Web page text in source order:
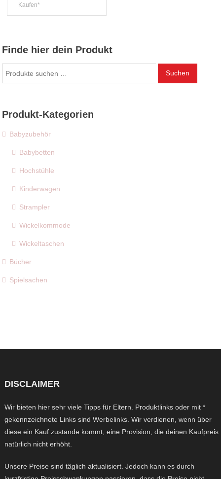
Kaufen*
Finde hier dein Produkt
nach:
Suchen
Produkt-Kategorien
Babyzubehör
Babybetten
Hochstühle
Kinderwagen
Strampler
Wickelkommode
Wickeltaschen
Bücher
Spielsachen
DISCLAIMER
Wir bieten hier sehr viele Tipps für Eltern. Produktlinks oder mit *
gekennzeichnete Links sind Werbelinks. Wir verdienen, wenn über
diese ein Kauf zustande kommt, eine Provision, die deinen Kaufpreis
natürlich nicht erhöht.
Unsere Preise sind täglich aktualisiert. Jedoch kann es durch